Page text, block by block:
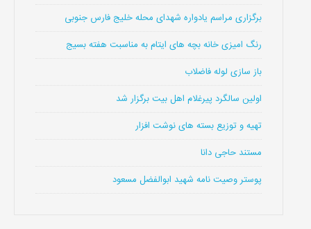
برگزاری مراسم یادواره شهدای محله خلیج فارس جنوبی
رنگ امیزی خانه بچه های ایتام به مناسبت هفته بسیج
باز سازی لوله فاضلاب
اولین سالگرد پیرغلام اهل بیت برگزار شد
تهیه و توزیع بسته های نوشت افزار
مستند حاجی دانا
پوستر وصیت نامه شهید ابوالفضل مسعود